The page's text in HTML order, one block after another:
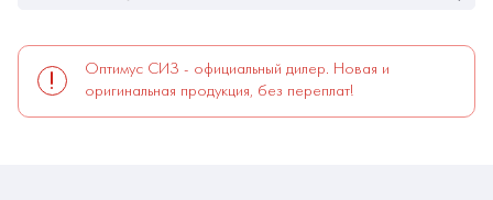
Оптимус СИЗ - официальный дилер. Новая и
оригинальная продукция, без переплат!